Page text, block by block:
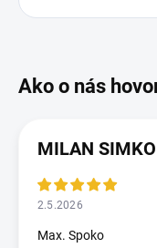
MILAN SIMKO
2.5.2026
Max. Spoko